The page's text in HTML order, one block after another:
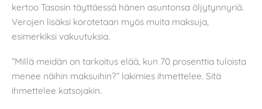
kertoo Tasosin täyttäessä hänen asuntonsa öljytynnyriä.
Verojen lisäksi korotetaan myös muita maksuja,
esimerkiksi vakuutuksia.
”Millä meidän on tarkoitus elää, kun 70 prosenttia tuloista
menee näihin maksuihin?” lakimies ihmettelee. Sitä
ihmettelee katsojakin.